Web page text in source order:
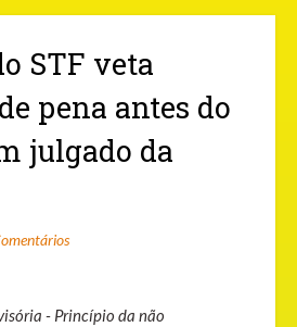
STF veta
pena antes do
julgado da
- Princípio da não